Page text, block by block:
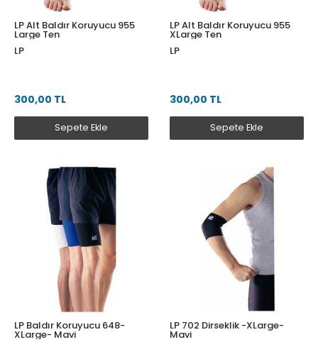
LP Alt Baldır Koruyucu 955
Large Ten
LP
300,00 TL
Sepete Ekle
LP Alt Baldır Koruyucu 955
XLarge Ten
LP
300,00 TL
Sepete Ekle
LP Baldır Koruyucu 648-
XLarge- Mavi
LP 702 Dirseklik -XLarge-
Mavi